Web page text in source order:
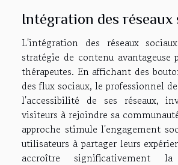
Intégration des réseaux
L'intégration des réseaux
stratégie de contenu avantageuse
thérapeutes. En affichant des
des flux sociaux, le professionnel
l'accessibilité de ses réseaux,
visiteurs à rejoindre sa
approche stimule l'engagement
utilisateurs à partager leurs
accroître significativement